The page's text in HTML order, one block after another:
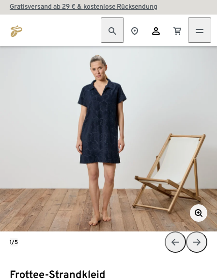
Gratisversand ab 29 € & kostenlose Rücksendung
Frottee-Strandkleid
1/5